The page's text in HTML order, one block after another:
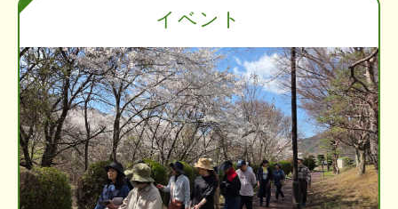
イベント